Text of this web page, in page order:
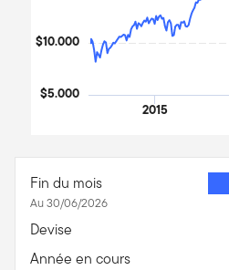
2015
$5.000
$10.000
Fin du mois
Au 30/06/2026
Devise
Année en cours